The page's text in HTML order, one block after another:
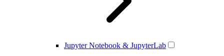
Jupyter Notebook & JupyterLab